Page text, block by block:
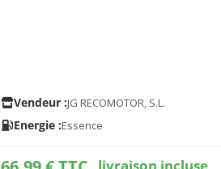
Vendeur :JG RECOMOTOR, S.L.
Energie :Essence
livraison incluse